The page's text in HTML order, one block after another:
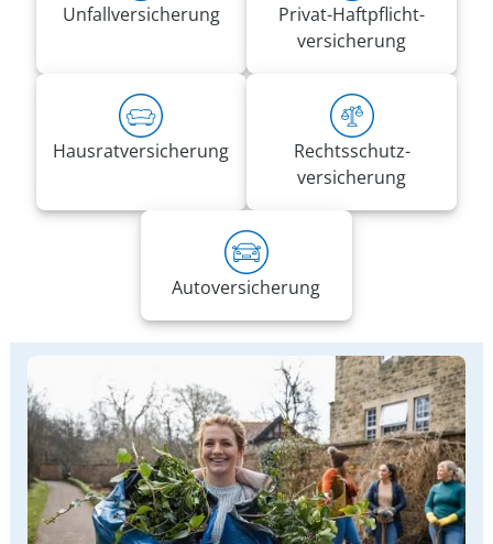
Unfall­versicherung
Privat-Haft­pflicht­
versicherung
Hausrat­versicherung
Rechts­schutz­
versicherung
Auto­versicherung